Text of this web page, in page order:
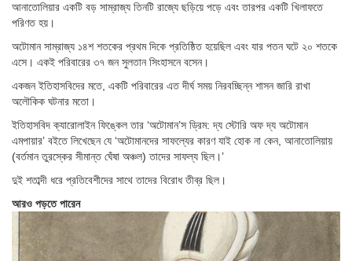
আনাতোলিয়ার একটি বড় সাম্রাজ্য তিনটি রাজ্যে ছড়িয়ে পড়ে এবং তারপর একটি খিলাফতে
পরিণত হয়।
অটোমান সাম্রাজ্য ১৪শ শতকের প্রথম দিকে প্রতিষ্ঠিত হয়েছিল এবং যার পতন ঘটে ২০ শতকে
এসে। একই পরিবারের ৩৭ জন সুলতান সিংহাসনে বসেন।
একজন ইতিহাসবিদের মতে, একটি পরিবারের এত দীর্ঘ সময় নিরবচ্ছিন্ন শাসন জারি রাখা
অলৌকিক ঘটনার মতো।
ইতিহাসবিদ ক্যারোলাইন ফিঙ্কেল তার ‘অটোমান’স ড্রিম: দ্য স্টোরি অফ দ্য অটোমান
এমপায়ার’ বইতে লিখেছেন যে ‘অটোমানদের সাফল্যের কারণ যাই হোক না কেন, আনাতোলিয়ায়
(বর্তমান তুরস্কের সীমান্ত ঘেঁষা অঞ্চল) তাদের সাফল্য ছিল।’
দুই শতাব্দী ধরে প্রতিবেশীদের সাথে তাদের বিরোধ তীব্র ছিল।
আরও পড়তে পারেন